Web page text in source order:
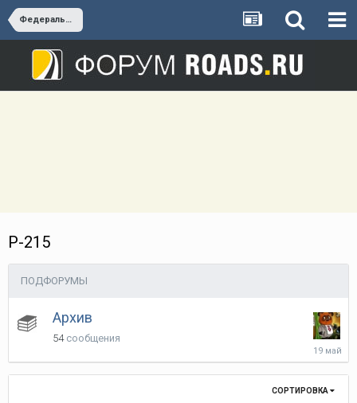
Федеральные трассы России
Р-215
ПОДФОРУМЫ
Архив
54 сообщения
19
мая
СОРТИРОВКА